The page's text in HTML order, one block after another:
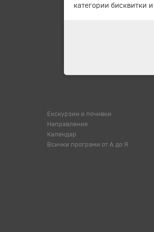
Екскурзии и почивки
Направления
Календар
Всички програми от А до Я
категории бисквитки